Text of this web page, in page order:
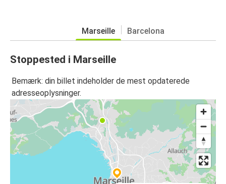
Marseille Barcelona
Stoppested i Marseille
Bemærk: din billet indeholder de mest opdaterede
adresseoplysninger.